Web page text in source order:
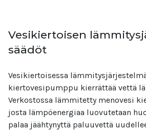
Vesikiertoisen
säädöt
Vesikiertoisessa
kiertovesipumppu kierrättää vettä
Verkostossa lämmitetty menovesi
josta lämpöenergiaa luovutetaan
palaa jäähtynyttä paluuvettä